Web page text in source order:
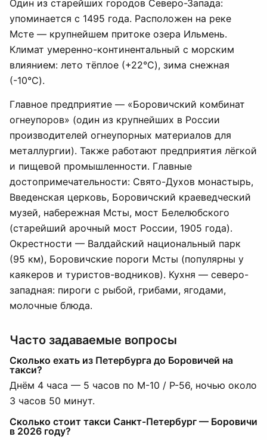
Один из старейших городов Северо-Запада:
упоминается с 1495 года. Расположен на реке
Мсте — крупнейшем притоке озера Ильмень.
Климат умеренно-континентальный с морским
влиянием: лето тёплое (+22°C), зима снежная
(-10°C).
Главное предприятие — «Боровичский комбинат
огнеупоров» (один из крупнейших в России
производителей огнеупорных материалов для
металлургии). Также работают предприятия лёгкой
и пищевой промышленности. Главные
достопримечательности: Свято-Духов монастырь,
Введенская церковь, Боровичский краеведческий
музей, набережная Мсты, мост Белелюбского
(старейший арочный мост России, 1905 года).
Окрестности — Валдайский национальный парк
(95 км), Боровичские пороги Мсты (популярны у
каякеров и туристов-водников). Кухня — северо-
западная: пироги с рыбой, грибами, ягодами,
молочные блюда.
Часто задаваемые вопросы
Сколько ехать из Петербурга до Боровичей на
такси?
Днём 4 часа — 5 часов по М-10 / Р-56, ночью около
3 часов 50 минут.
Сколько стоит такси Санкт-Петербург — Боровичи
в 2026 году?